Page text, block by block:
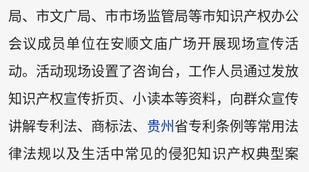
局、市文广局、市市场监管局等市知识产权办公
会议成员单位在安顺文庙广场开展现场宣传活
动。活动现场设置了咨询台，工作人员通过发放
知识产权宣传折页、小读本等资料，向群众宣传
讲解专利法、商标法、 贵州 省专利条例等常用法
律法规以及生活中常见的侵犯知识产权典型案